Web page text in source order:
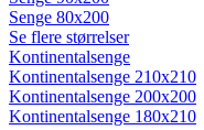
Senge 80x200
Se flere størrelser
Kontinentalsenge
Kontinentalsenge 210x210
Kontinentalsenge 200x200
Kontinentalsenge 180x210